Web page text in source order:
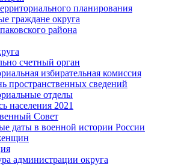
планирования
граждане округа
района
счетный орган
избирательная комиссия
пространственных сведений
отделы
населения 2021
Совет
даты в военной истории России
администрации округа